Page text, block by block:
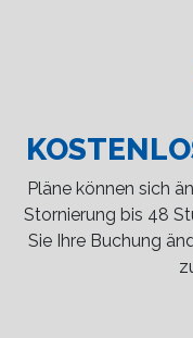
Pläne können sich
Stornierung bis 48
Sie Ihre Buchung